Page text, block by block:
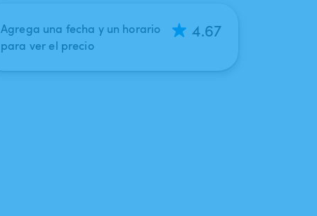
Agrega una fecha y un horario
para ver el precio
4.67